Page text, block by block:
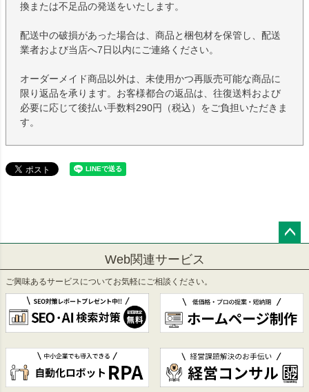
換または不足品の発送をいたします。
配送中の破損があった場合は、商品と梱包材を保管し、配送
業者および当店へ7日以内にご連絡ください。
オーダーメイド商品以外は、未使用かつ再販売可能な商品に
限り返品を承ります。お客様都合の返品は、往復送料および
必要に応じて後払い手数料290円（税込）をご負担いただきま
す。
へ
Web関連サービス
ご興味あるサービスについてお気軽にご相談ください。